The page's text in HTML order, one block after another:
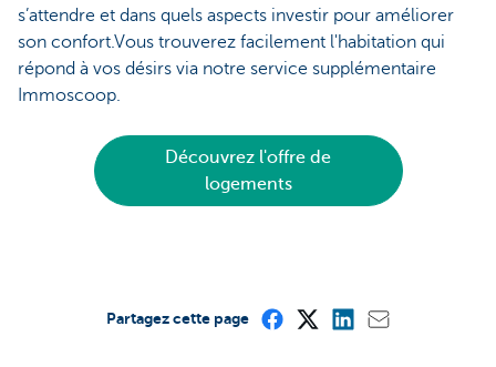
s’attendre et dans quels aspects investir pour améliorer
son confort.Vous trouverez facilement l'habitation qui
répond à vos désirs via notre service supplémentaire
Immoscoop.
Découvrez l'offre de
logements
Partagez cette page